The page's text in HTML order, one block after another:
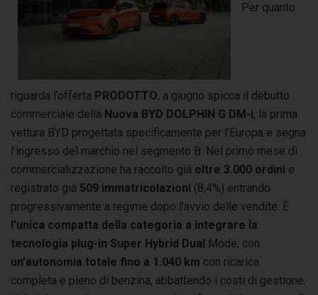
Per quanto
riguarda l’offerta PRODOTTO, a giugno spicca il debutto
commerciale della Nuova BYD DOLPHIN G DM-i, la prima
vettura BYD progettata specificamente per l’Europa e segna
l’ingresso del marchio nel segmento B. Nel primo mese di
commercializzazione ha raccolto già oltre 3.000 ordini e
registrato già 509 immatricolazioni (8,4%) entrando
progressivamente a regime dopo l’avvio delle vendite. È
l’unica compatta della categoria a integrare la
tecnologia plug-in Super Hybrid Dual Mode, con
un’autonomia totale fino a 1.040 km con ricarica
completa e pieno di benzina, abbattendo i costi di gestione.